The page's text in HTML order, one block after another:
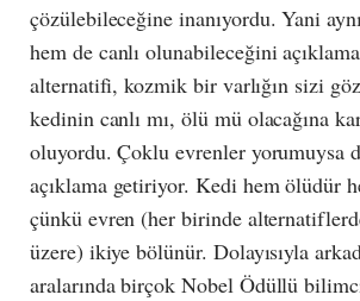
çözülebileceğine inanıyordu. Yani
hem de canlı olunabileceğini
alternatifi, kozmik bir varlığın sizi
kedinin canlı mı, ölü mü olacağına
oluyordu. Çoklu evrenler yorumuysa
açıklama getiriyor. Kedi hem ölüdür
çünkü evren (her birinde
üzere) ikiye bölünür. Dolayısıyla
aralarında birçok Nobel Ödüllü